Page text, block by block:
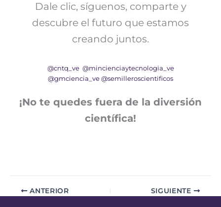
Dale clic, síguenos, comparte y
descubre el futuro que estamos
creando juntos.
@cntq_ve @mincienciaytecnologia_ve
@gmciencia_ve @semilleroscientificos
¡No te quedes fuera de la diversión
científica!
ANTERIOR SIGUIENTE